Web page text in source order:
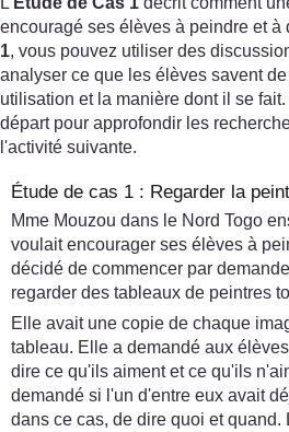
encouragé ses élèves à peindre et à
1, vous pouvez utiliser des
analyser ce que les élèves savent
utilisation et la manière dont il se
départ pour approfondir les
l'activité suivante.
Étude de cas 1 : Regarder la
Mme Mouzou dans le Nord Togo
voulait encourager ses élèves à
décidé de commencer par
regarder des tableaux de peintres
Elle avait une copie de chaque
tableau. Elle a demandé aux
dire ce qu'ils aiment et ce qu'ils
demandé si l'un d'entre eux avait
dans ce cas, de dire quoi et quand.